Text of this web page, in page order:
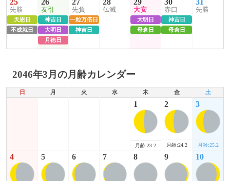
25
先勝
天恩日
不成就日
26
友引
神吉日
大明日
月徳日
27
先負
一粒万倍日
神吉日
28
仏滅
29
大安
大明日
母倉日
30
赤口
神吉日
母倉日
31
先勝
2046年3月の月齢カレンダー
日 月 火 水 木 金 土
1
月齢:23.2
2
月齢:24.2
3
月齢:25.2
4 5 6 7 8 9 10